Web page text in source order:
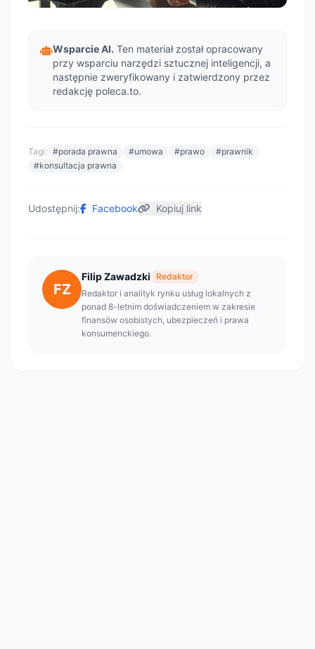
Wsparcie AI. Ten materiał został opracowany
przy wsparciu narzędzi sztucznej inteligencji, a
następnie zweryfikowany i zatwierdzony przez
redakcję poleca.to.
Tagi: #porada prawna #umowa #prawo
#prawnik
#konsultacja prawna
Udostępnij: Facebook Kopiuj link
FZ
Filip Zawadzki
Redaktor
Redaktor i analityk rynku usług lokalnych z
ponad 8-letnim doświadczeniem w zakresie
finansów osobistych, ubezpieczeń i prawa
konsumenckiego.